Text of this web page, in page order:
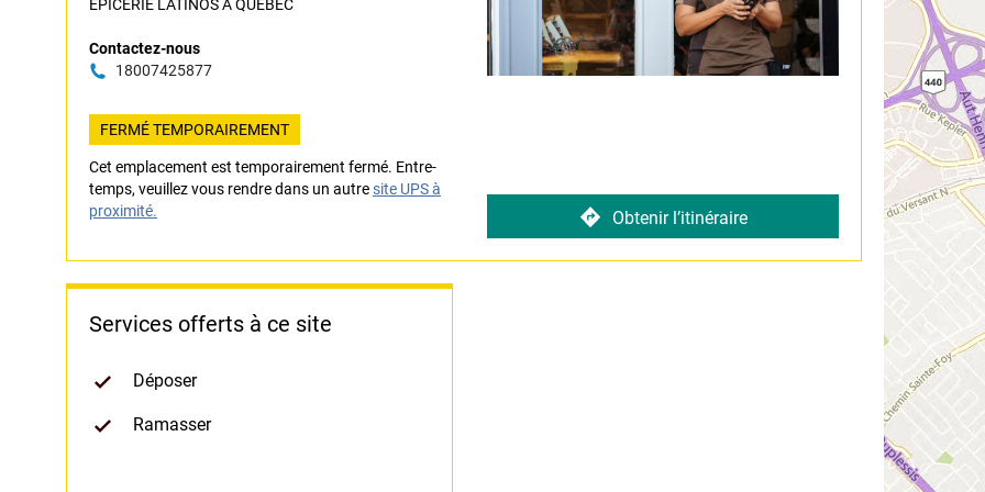
EPICERIE LATINOS A QUEBEC
Contactez-nous
18007425877
FERMÉ TEMPORAIREMENT
Cet emplacement est temporairement fermé. Entre-
temps, veuillez vous rendre dans un autresite UPS à
proximité.
Obtenir l’itinéraire
Services offerts à ce site
Déposer
Ramasser